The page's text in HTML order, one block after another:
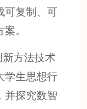
可复制、可
。
新方法技术
学生思想行
并探究数智